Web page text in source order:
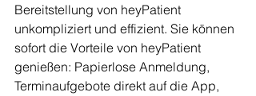
Bereitstellung von heyPatient
unkompliziert und effizient. Sie können
sofort die Vorteile von heyPatient
genießen: Papierlose Anmeldung,
Terminaufgebote direkt auf die App,